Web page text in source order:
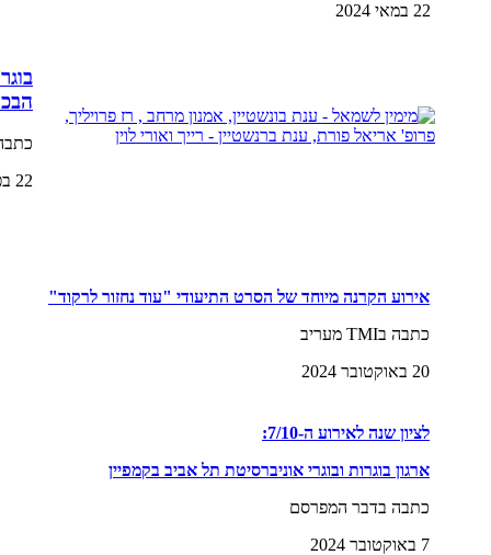
22 במאי 2024
22 בפברואר 2024
אירוע הקרנה מיוחד של הסרט התיעודי "עוד נחזור לרקוד"
כתבה בTMI מעריב
20 באוקטובר 2024
לציון שנה לאירוע ה-7/10:
ארגון בוגרות ובוגרי אוניברסיטת תל אביב בקמפיין
כתבה בדבר המפרסם
7 באוקטובר 2024